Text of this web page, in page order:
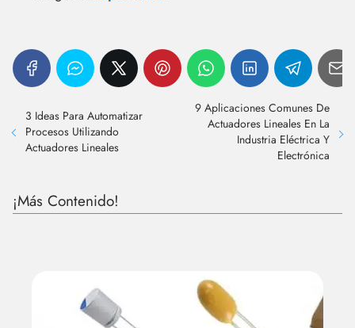
3 Ideas Para Automatizar
Procesos Utilizando
Actuadores Lineales
9 Aplicaciones Comunes De
Actuadores Lineales En La
Industria Eléctrica Y
Electrónica
¡Más Contenido!